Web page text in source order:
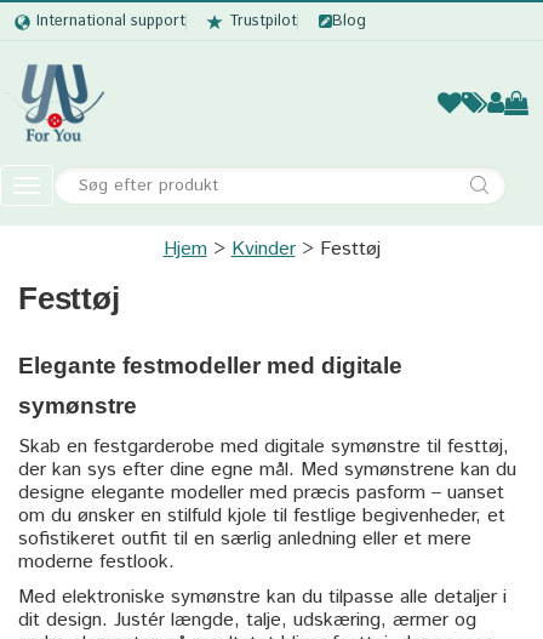
International support Trustpilot Blog
Kvinder
Toggle
navigation
Kvinder
Hjem Kvinder Festtøj
Festtøj
Elegante festmodeller med digitale
symønstre
Skab en festgarderobe med digitale symønstre til festtøj,
der kan sys efter dine egne mål. Med symønstrene kan du
designe elegante modeller med præcis pasform – uanset
om du ønsker en stilfuld kjole til festlige begivenheder, et
sofistikeret outfit til en særlig anledning eller et mere
moderne festlook.
Med elektroniske symønstre kan du tilpasse alle detaljer i
dit design. Justér længde, talje, udskæring, ærmer og